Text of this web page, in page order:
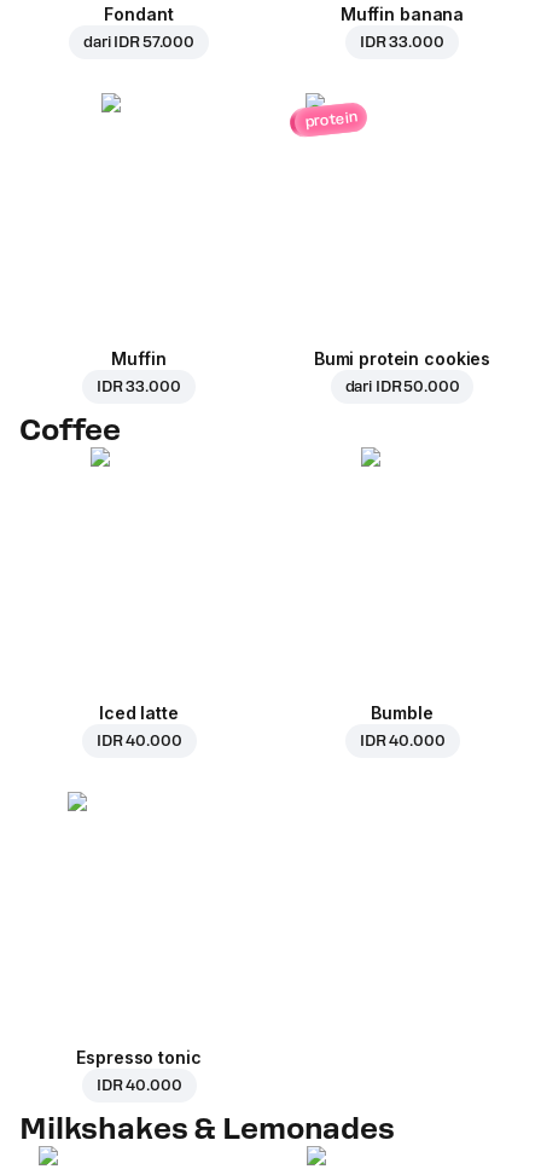
Fondant
dari IDR 57.000
Muffin banana
IDR 33.000
Muffin
IDR 33.000
protein
Bumi protein cookies
dari IDR 50.000
Coffee
Iced latte
IDR 40.000
Bumble
IDR 40.000
Espresso tonic
IDR 40.000
Milkshakes & Lemonades